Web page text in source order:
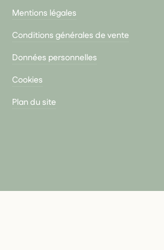
Mentions légales
Conditions générales de vente
Données personnelles
Cookies
Plan du site